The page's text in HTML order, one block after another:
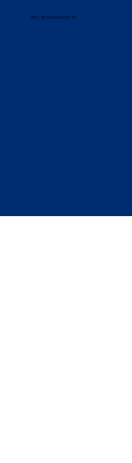
CNPJ: 90.341.561/0001-47